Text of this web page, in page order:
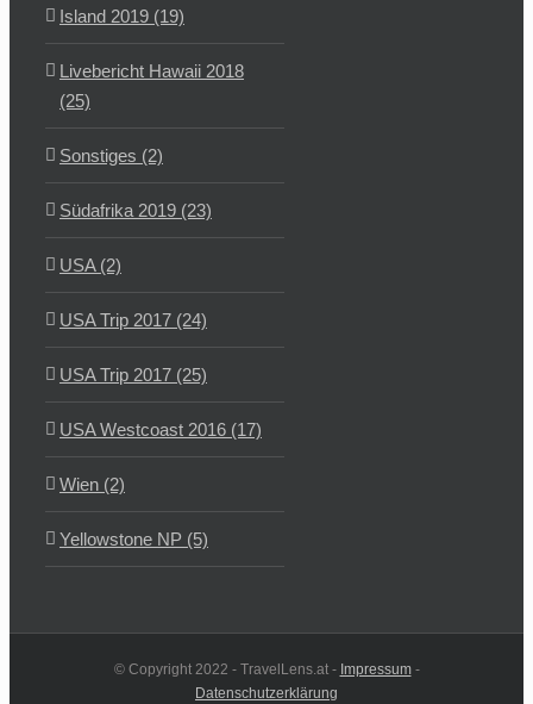
Island 2019 (19)
Livebericht Hawaii 2018
(25)
Sonstiges (2)
Südafrika 2019 (23)
USA (2)
USA Trip 2017 (24)
USA Trip 2017 (25)
USA Westcoast 2016 (17)
Wien (2)
Yellowstone NP (5)
© Copyright 2022 - TravelLens.at - Impressum-
Datenschutzerklärung